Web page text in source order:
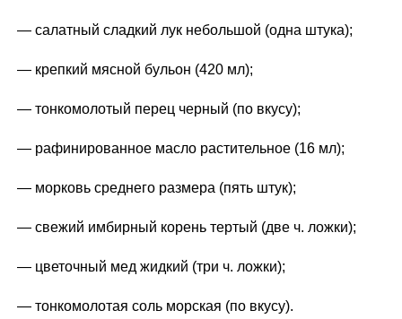
— салатный сладкий лук небольшой (одна штука);
— крепкий мясной бульон (420 мл);
— тонкомолотый перец черный (по вкусу);
— рафинированное масло растительное (16 мл);
— морковь среднего размера (пять штук);
— свежий имбирный корень тертый (две ч. ложки);
— цветочный мед жидкий (три ч. ложки);
— тонкомолотая соль морская (по вкусу).